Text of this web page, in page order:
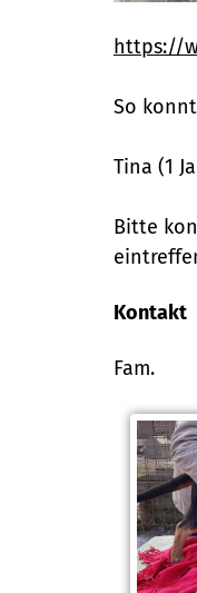
https://
So
Tina (1
Bitte
Kontakt
Fam.